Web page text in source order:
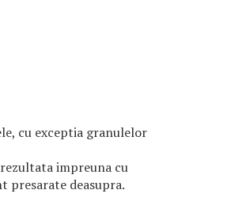
cu exceptia granulelor
impreuna cu
presarate deasupra.